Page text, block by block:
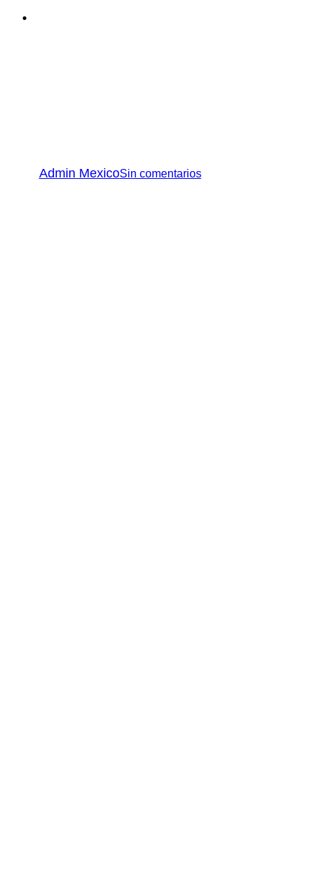
Admin MexicoSin comentarios6 minutos de lectura